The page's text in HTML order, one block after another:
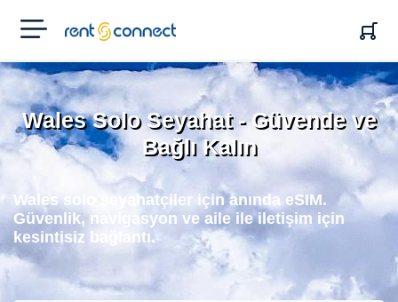
RENT'N
CONNECT
Wales Solo Seyahat - Güvende ve
Bağlı Kalın
Wales solo seyahatçiler için anında eSIM.
Güvenlik, navigasyon ve aile ile iletişim için
kesintisiz bağlantı.